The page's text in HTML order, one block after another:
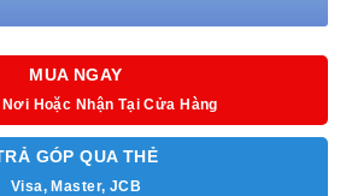
MUA NGAY
Nơi Hoặc Nhận Tại Cửa Hàng
GÓP QUA THẺ
Visa, Master, JCB